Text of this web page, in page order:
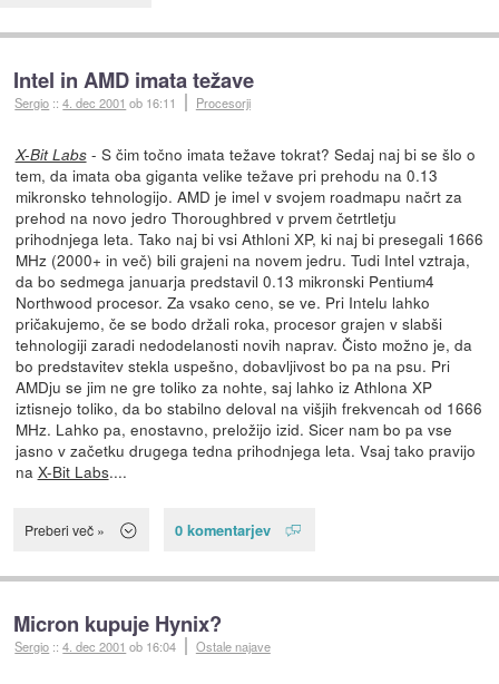
Intel in AMD imata težave
Sergio ::4. dec 2001 ob 16:11 Procesorji
X-Bit Labs- S čim točno imata težave tokrat? Sedaj naj bi se šlo o
tem, da imata oba giganta velike težave pri prehodu na 0.13
mikronsko tehnologijo. AMD je imel v svojem roadmapu načrt za
prehod na novo jedro Thoroughbred v prvem četrtletju
prihodnjega leta. Tako naj bi vsi Athloni XP, ki naj bi presegali 1666
MHz (2000+ in več) bili grajeni na novem jedru. Tudi Intel vztraja,
da bo sedmega januarja predstavil 0.13 mikronski Pentium4
Northwood procesor. Za vsako ceno, se ve. Pri Intelu lahko
pričakujemo, če se bodo držali roka, procesor grajen v slabši
tehnologiji zaradi nedodelanosti novih naprav. Čisto možno je, da
bo predstavitev stekla uspešno, dobavljivost bo pa na psu. Pri
AMDju se jim ne gre toliko za nohte, saj lahko iz Athlona XP
iztisnejo toliko, da bo stabilno deloval na višjih frekvencah od 1666
MHz. Lahko pa, enostavno, preložijo izid. Sicer nam bo pa vse
jasno v začetku drugega tedna prihodnjega leta. Vsaj tako pravijo
na X-Bit Labs....
Preberi več » 0 komentarjev
Micron kupuje Hynix?
Sergio ::4. dec 2001 ob 16:04 Ostale najave